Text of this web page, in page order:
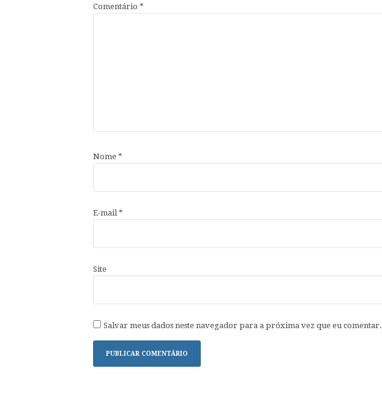
Comentário *
Nome *
E-mail*
Site
Salvar meus dados neste navegador para a próxima vez que eu comentar.